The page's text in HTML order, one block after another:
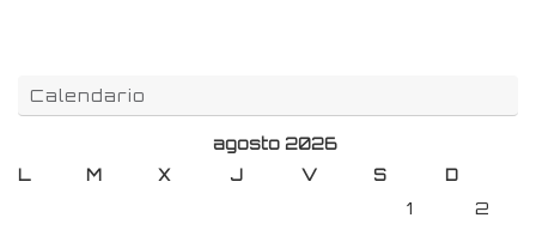
Calendario
agosto 2026
L
M X J V S D
1
2